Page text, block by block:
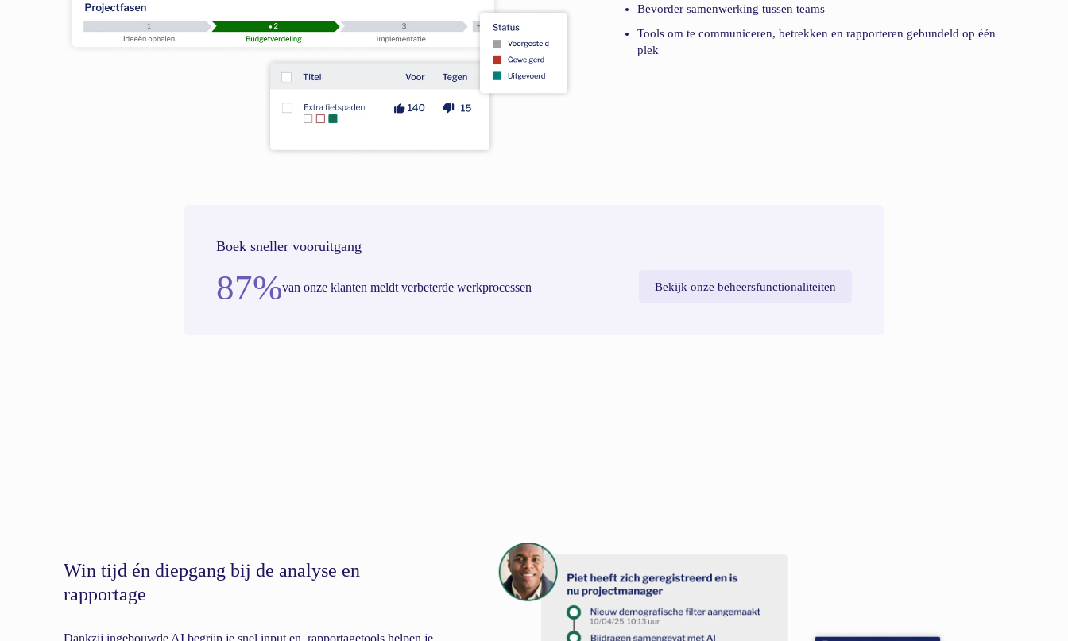
Bevorder samenwerking tussen teams
Tools om te communiceren, betrekken en rapporteren gebundeld op één
plek
Boek sneller vooruitgang
87%van onze klanten meldt verbeterde werkprocessen Bekijk onze beheersfunctionaliteiten
Win tijd én diepgang bij de analyse en
rapportage
Dankzij ingebouwde AI begrijp je snel input en rapportagetools helpen je